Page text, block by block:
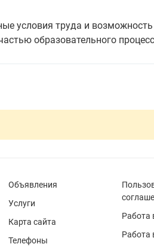
условия труда и возможность
образовательного
Объявления
Услуги
Карта сайта
Телефоны
Работа
Работа